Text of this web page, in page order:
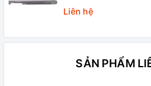
Liên hệ
SẢN PHẨM